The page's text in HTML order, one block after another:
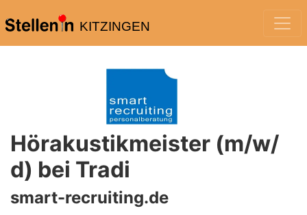
KITZINGEN
Hörakustikmeister (m/w/
d) bei Tradi
smart-recruiting.de